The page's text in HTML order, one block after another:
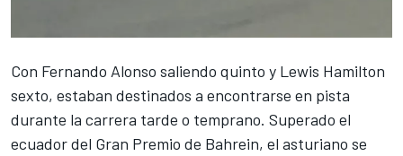
Con Fernando Alonso saliendo quinto y Lewis Hamilton
sexto, estaban destinados a encontrarse en pista
durante la carrera tarde o temprano. Superado el
ecuador del Gran Premio de Bahrein, el asturiano se